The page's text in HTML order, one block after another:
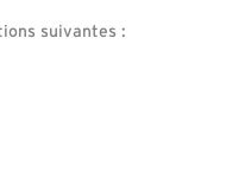
suivantes :